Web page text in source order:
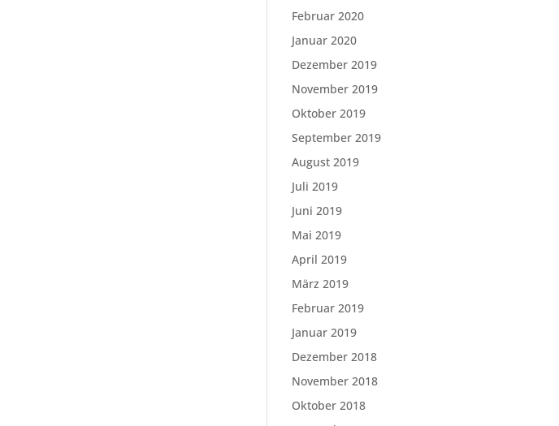
Februar 2020
Januar 2020
Dezember 2019
November 2019
Oktober 2019
September 2019
August 2019
Juli 2019
Juni 2019
Mai 2019
April 2019
März 2019
Februar 2019
Januar 2019
Dezember 2018
November 2018
Oktober 2018